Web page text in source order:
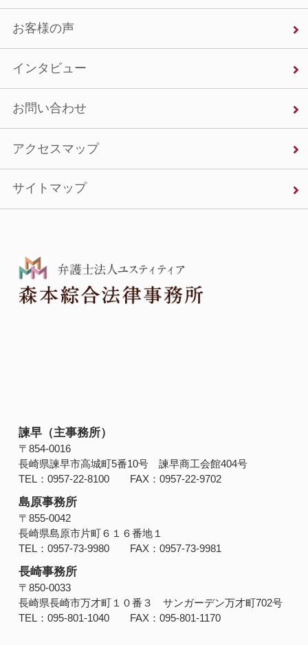
お客様の声
インタビュー
お問い合わせ
アクセスマップ
サイトマップ
諫早（主事務所）
〒854‐0016
長崎県諫早市高城町5番10号 諫早商工会館404号
TEL：0957-22-8100 FAX：0957-22-9702
島原事務所
〒855-0042
長崎県島原市片町６１６番地１
TEL：0957-73-9980 FAX：0957-73-9981
長崎事務所
〒850-0033
長崎県長崎市万才町１０番３ サンガーデン万才町702号
TEL：095-801-1040 FAX：095-801-1170